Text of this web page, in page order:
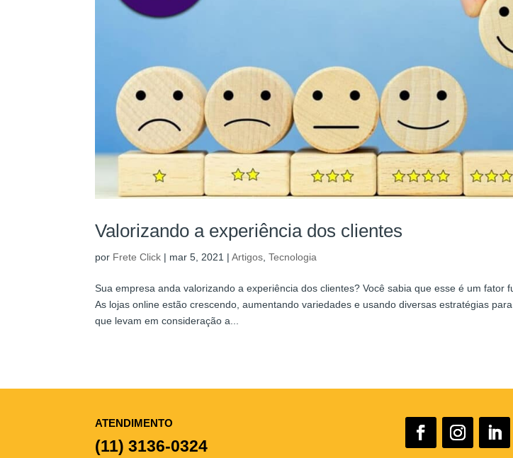
Valorizando a experiência dos clientes
por Frete Click | mar 5, 2021 |Artigos ,Tecnologia
Sua empresa anda valorizando a experiência dos clientes? Você sabia que esse é um fator
As lojas online estão crescendo, aumentando variedades e usando diversas estratégias
que levam em consideração a...
ATENDIMENTO
(11) 3136-0324